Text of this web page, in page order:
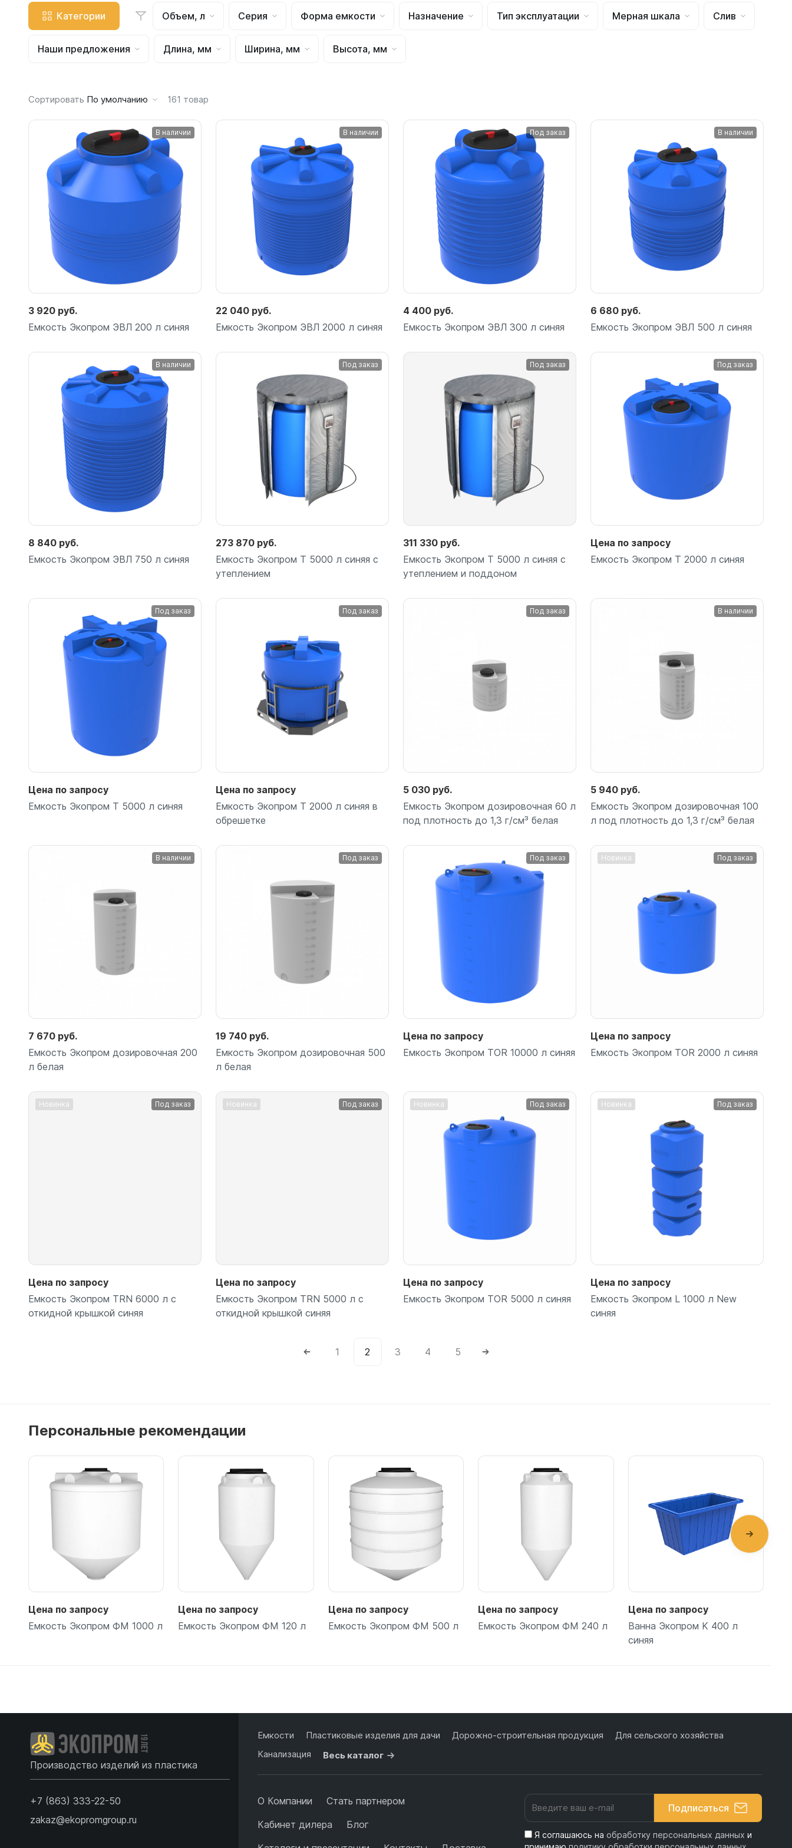
Емкости для воды 4000 литров
Емкости для воды 2500 литров
Емкости для воды 750 литров
Емкости для воды 600 литров
Емкости для воды 500 литров
Емкости для воды 400 литров
Емкости для воды 300 литров
Емкости для воды 240 литров
Емкости для воды 200 литров
Емкости для воды 100 литров
Емкости для воды 75 литров
Емкости для воды 60 литров
ЦКТ для ферментации
Категории Объем, л Серия Форма емкости Назначение Тип эксплуатации Мерная шкала Слив
Наши предложения Длина, мм Ширина, мм Высота, мм
Сортировать По умолчанию 161 товар
В наличии
Подробнее
3 920 руб.
Емкость Экопром ЭВЛ 200 л синяя
В наличии
Подробнее
22 040 руб.
Емкость Экопром ЭВЛ 2000 л синяя
Под заказ
Подробнее
4 400 руб.
Емкость Экопром ЭВЛ 300 л синяя
В наличии
6 680 руб.
Емкость Экопром ЭВЛ 500 л синяя
В наличии
8 840 руб.
Емкость Экопром ЭВЛ 750 л синяя
Под заказ
Подробнее
273 870 руб.
Емкость Экопром T 5000 л синяя с
утеплением
Под заказ
Подробнее
311 330 руб.
Емкость Экопром T 5000 л синяя с
утеплением и поддоном
Под заказ
Подробнее
Цена по запросу
Емкость Экопром T 2000 л синяя
Под заказ
Подробнее
Цена по запросу
Емкость Экопром T 5000 л синяя
Под заказ
Цена по запросу
Емкость Экопром T 2000 л синяя в
обрешетке
Под заказ
5 030 руб.
Емкость Экопром дозировочная 60 л
под плотность до 1,3 г/см³ белая
В наличии
Подробнее
5 940 руб.
Емкость Экопром дозировочная 100
л под плотность до 1,3 г/см³ белая
В наличии
7 670 руб.
Емкость Экопром дозировочная 200
л белая
Под заказ
19 740 руб.
Емкость Экопром дозировочная 500
л белая
Под заказ
Цена по запросу
Емкость Экопром TOR 10000 л синяя
Новинка Под заказ
Подробнее
Цена по запросу
Емкость Экопром TOR 2000 л синяя
Новинка Под заказ
Цена по запросу
Емкость Экопром TRN 6000 л с
откидной крышкой синяя
Новинка Под заказ
Цена по запросу
Емкость Экопром TRN 5000 л с
откидной крышкой синяя
Новинка Под заказ
Цена по запросу
Емкость Экопром TOR 5000 л синяя
Новинка Под заказ
Цена по запросу
Емкость Экопром L 1000 л New
синяя
1 2 3 4 5
Персональные рекомендации
Цена по запросу
Емкость Экопром ФМ 1000 л
Цена по запросу
Емкость Экопром ФМ 120 л
Цена по запросу
Емкость Экопром ФМ 500 л
Цена по запросу
Емкость Экопром ФМ 240 л
Цена по запросу
Ванна Экопром K 400 л
синяя
Производство изделий из пластика
+7 (863) 333-22-50
zakaz@ekopromgroup.ru
Емкости Пластиковые изделия для дачи Дорожно-строительная продукция
Для сельского хозяйства
Канализация
Весь каталог
О Компании
Стать партнером
Кабинет дилера
Блог
Подписаться
Я соглашаюсь на обработку персональных данных и